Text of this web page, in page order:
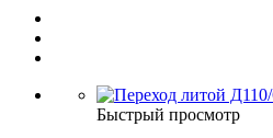
Быстрый просмотр